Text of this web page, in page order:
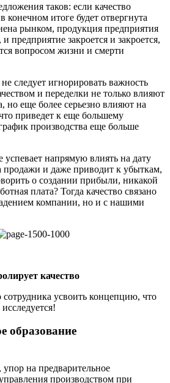
таков: если качество
конечном итоге будет отвергнута
рынком, продукция предприятия
предприятие закроется и закроется,
вопросом жизни и смерти
следует игнорировать важность
и переделки не только влияют
но еще более серьезно влияют на
приведет к еще большему
производства еще больше
успевает напрямую влиять на дату
продажи и даже приводит к убыткам,
о создании прибыли, никакой
плата? Тогда качество связано
компании, но и с нашими
качество
усвоить концепцию, что
исследуется!
образование
на предварительное
производством при